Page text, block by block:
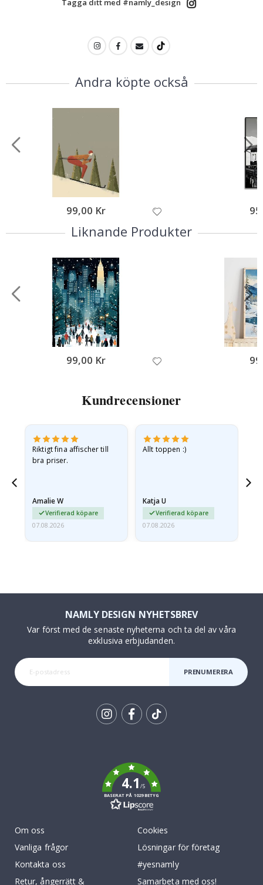
Tagga ditt med #namly_design
Andra köpte också
99,00 Kr
Liknande Produkter
99,00 Kr
Kundrecensioner
Riktigt fina affischer till
bra priser.
Amalie W
Verifierad köpare
07.08.2026
Allt toppen :)
Katja U
Verifierad köpare
07.08.2026
NAMLY DESIGN NYHETSBREV
Var först med de senaste nyheterna och ta del av våra
exklusiva erbjudanden.
PRENUMERERA
4.1/5
BASERAT PÅ 1029 BETYG
Om oss
Vanliga frågor
Kontakta oss
Retur, ångerrätt &
Cookies
Lösningar för företag
#yesnamly
Samarbeta med oss!